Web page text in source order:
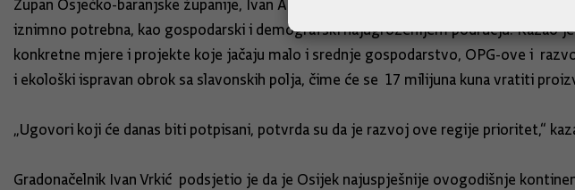
Župan Osječko-baranjske županije, Ivan Anušić, domaćin današnjoj sjednici,
iznimno potrebna, kao gospodarski i demografski najugroženijem području. Kazao
konkretne mjere i projekte koje jačaju malo i srednje gospodarstvo, OPG-ove i
i ekološki ispravan obrok sa slavonskih polja, čime će se 17 milijuna kuna vratiti
„Ugovori koji će danas biti potpisani, potvrda su da je razvoj ove regije prioritet,“
Gradonačelnik Ivan Vrkić podsjetio je da je Osijek najuspješnije ovogodišnje